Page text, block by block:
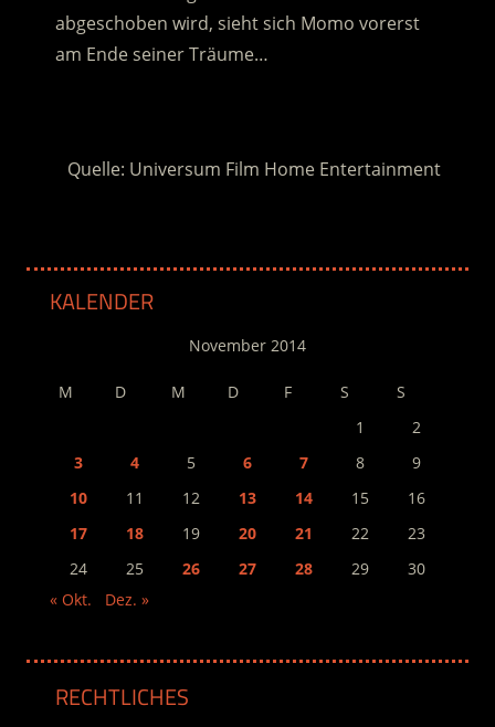
abgeschoben wird, sieht sich Momo vorerst
am Ende seiner Träume…
Quelle: Universum Film Home Entertainment
KALENDER
November 2014
M D M D F S
S
1
2
3
4 5 6 7 8
9
10
11 12 13 14 15
16
17
18 19 20 21 22
23
24
25 26 27 28 29
30
« Okt.
Dez. »
RECHTLICHES